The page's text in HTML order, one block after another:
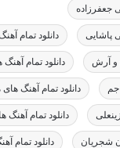
جعفرزاده
پاشایی دانلود تمام
و آرش دانلود تمام
جم دانلود تمام آهنگ
دانلود تمام آهنگ
شجریان دانلود تمام